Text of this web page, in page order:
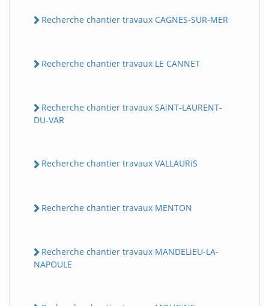
Recherche chantier travaux CAGNES-SUR-MER
Recherche chantier travaux LE CANNET
Recherche chantier travaux SAiNT-LAURENT-
DU-VAR
Recherche chantier travaux VALLAURiS
Recherche chantier travaux MENTON
Recherche chantier travaux MANDELiEU-LA-
NAPOULE